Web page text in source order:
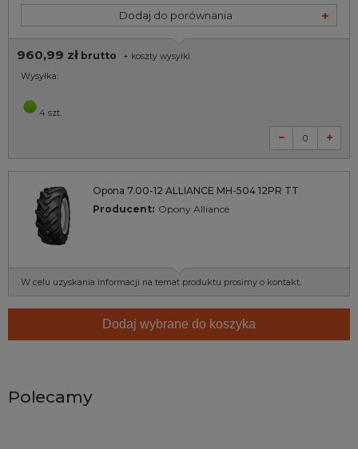
Dodaj do porównania
960,99 zł brutto + koszty wysyłki
Wysyłka:
4 szt.
Opona 7.00-12 ALLIANCE MH-504 12PR TT
Producent: Opony Alliance
W celu uzyskania informacji na temat produktu prosimy o kontakt.
Dodaj wybrane do koszyka
Polecamy